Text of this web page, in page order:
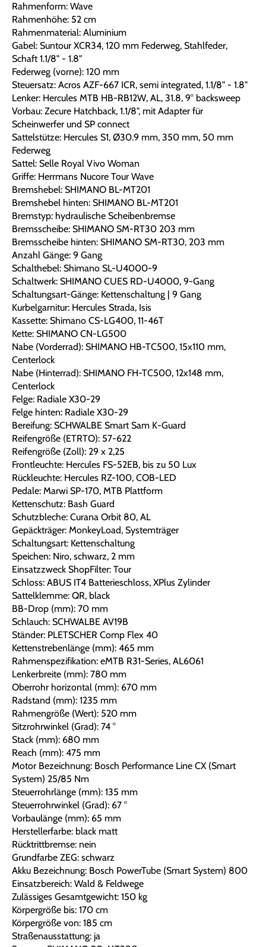
Rahmenform: Wave
Rahmenhöhe: 52 cm
Rahmenmaterial: Aluminium
Gabel: Suntour XCR34, 120 mm Federweg, Stahlfeder,
Schaft 1.1/8" - 1.8"
Federweg (vorne): 120 mm
Steuersatz: Acros AZF-667 ICR, semi integrated, 1.1/8" - 1.8"
Lenker: Hercules MTB HB-RB12W, AL, 31.8, 9° backsweep
Vorbau: Zecure Hatchback, 1.1/8", mit Adapter für
Scheinwerfer und SP connect
Sattelstütze: Hercules S1, Ø30.9 mm, 350 mm, 50 mm
Federweg
Sattel: Selle Royal Vivo Woman
Griffe: Herrmans Nucore Tour Wave
Bremshebel: SHIMANO BL-MT201
Bremshebel hinten: SHIMANO BL-MT201
Bremstyp: hydraulische Scheibenbremse
Bremsscheibe: SHIMANO SM-RT30 203 mm
Bremsscheibe hinten: SHIMANO SM-RT30, 203 mm
Anzahl Gänge: 9 Gang
Schalthebel: Shimano SL-U4000-9
Schaltwerk: SHIMANO CUES RD-U4000, 9-Gang
Schaltungsart-Gänge: Kettenschaltung | 9 Gang
Kurbelgarnitur: Hercules Strada, Isis
Kassette: Shimano CS-LG400, 11-46T
Kette: SHIMANO CN-LG500
Nabe (Vorderrad): SHIMANO HB-TC500, 15x110 mm,
Centerlock
Nabe (Hinterrad): SHIMANO FH-TC500, 12x148 mm,
Centerlock
Felge: Radiale X30-29
Felge hinten: Radiale X30-29
Bereifung: SCHWALBE Smart Sam K-Guard
Reifengröße (ETRTO): 57-622
Reifengröße (Zoll): 29 x 2,25
Frontleuchte: Hercules FS-52EB, bis zu 50 Lux
Rückleuchte: Hercules RZ-100, COB-LED
Pedale: Marwi SP-170, MTB Plattform
Kettenschutz: Bash Guard
Schutzbleche: Curana Orbit 80, AL
Gepäckträger: MonkeyLoad, Systemträger
Schaltungsart: Kettenschaltung
Speichen: Niro, schwarz, 2 mm
Einsatzzweck ShopFilter: Tour
Schloss: ABUS IT4 Batterieschloss, XPlus Zylinder
Sattelklemme: QR, black
BB-Drop (mm): 70 mm
Schlauch: SCHWALBE AV19B
Ständer: PLETSCHER Comp Flex 40
Kettenstrebenlänge (mm): 465 mm
Rahmenspezifikation: eMTB R31-Series, AL6061
Lenkerbreite (mm): 780 mm
Oberrohr horizontal (mm): 670 mm
Radstand (mm): 1235 mm
Rahmengröße (Wert): 520 mm
Sitzrohrwinkel (Grad): 74 °
Stack (mm): 680 mm
Reach (mm): 475 mm
Motor Bezeichnung: Bosch Performance Line CX (Smart
System) 25/85 Nm
Steuerrohrlänge (mm): 135 mm
Steuerrohrwinkel (Grad): 67 °
Vorbaulänge (mm): 65 mm
Herstellerfarbe: black matt
Rücktrittbremse: nein
Grundfarbe ZEG: schwarz
Akku Bezeichnung: Bosch PowerTube (Smart System) 800
Einsatzbereich: Wald & Feldwege
Zulässiges Gesamtgewicht: 150 kg
Körpergröße bis: 170 cm
Körpergröße von: 185 cm
Straßenausstattung: ja